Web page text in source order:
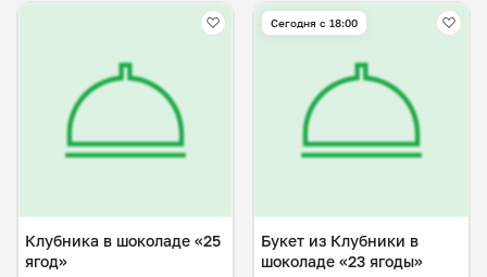
Клубника в шоколаде «25
ягод»
Сегодня с 18:00
Букет из Клубники в
шоколаде «23 ягоды»